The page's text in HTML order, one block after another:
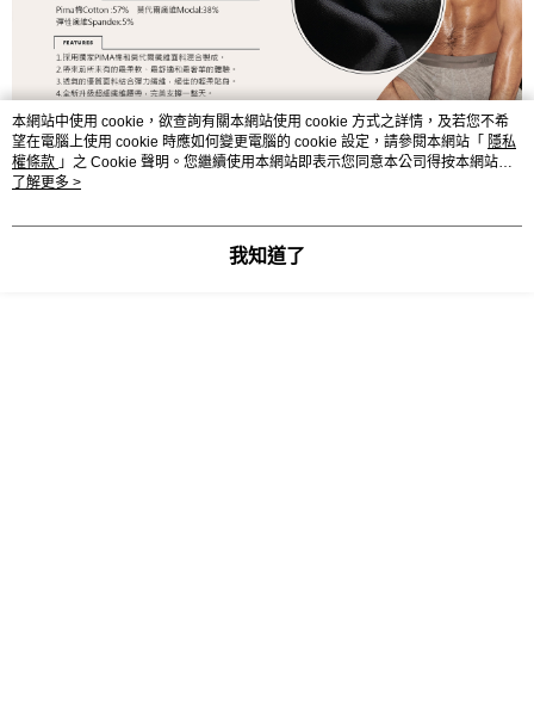
１．透過由恩沛科技股份有限公司提供之「AFTEE先享後付」服務完成之交
易，需依本服務之必要範圍內提供個人資料，並將交易相關給付款項請求債
權轉讓予恩沛科技股份有限公司。
２．關於個人資料處理事宜，請瀏覽以下網址：
https://aftee.tw/terms/#terms3
３．未成年的使用者請事先徵得法定代理人或監護人之同意方可使用
「AFTEE先享後付」，若未經同意申辦者引起之損失，本公司不負相關責
任。
４．使用「AFTEE先享後付」時，將依據個別帳號之用戶狀況，依本公司即
請求用戶進行身份認證。
５．嚴禁一人註冊多個帳號或使用他人資訊註冊。若發現惡意使用之情形，
恩沛科技股份有限公司將有權停止該用戶之使用額度並採取法律行動。
每筆NT$85，滿NT$1,200(含以上)免運費
澎湖、金門、馬祖、小琉球、綠島、蘭嶼(郵局配送)
每筆NT$125
郵局快捷(隔天到貨，需先line@客服通知小編)
每筆NT$100
本網站中使用 cookie，欲查詢有關本網站使用 cookie 方式之詳情，及若您不希
望在電腦上使用 cookie 時應如何變更電腦的 cookie 設定，請參閱本網站「 隱私
權條款 」之 Cookie 聲明。您繼續使用本網站即表示您同意本公司得按本網站使
用條款之 Cookie 聲明使用 cookie。
了解更多 >
我知道了